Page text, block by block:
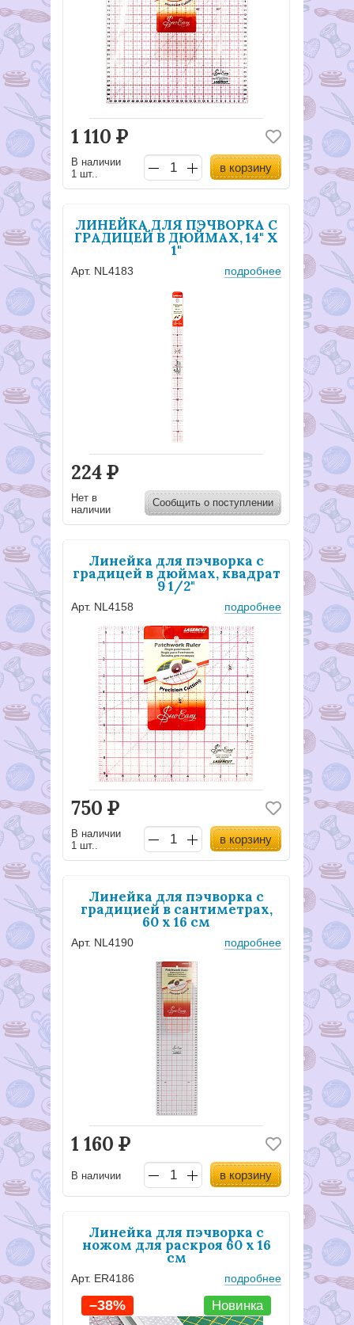
1 110 Р
В наличии
1 шт..
в корзину
ЛИНЕЙКА ДЛЯ ПЭЧВОРКА С
ГРАДИЦЕЙ В ДЮЙМАХ, 14" X
1"
Арт. NL4183 подробнее
224Р
Нет в
наличии
Сообщить о поступлении
Линейка для пэчворка с
градицей в дюймах, квадрат
9 1/2"
Арт. NL4158 подробнее
750 Р
В наличии
1 шт..
в корзину
Линейка для пэчворка с
градицией в сантиметрах,
60 х 16 см
Арт. NL4190 подробнее
1 160 Р
В наличии в корзину
Линейка для пэчворка с
ножом для раскроя 60 х 16
см
Арт. ER4186 подробнее
Новинка
–38%